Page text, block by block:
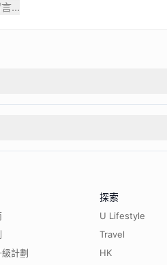
...
計劃
探索
U Lifestyle
Travel
HK